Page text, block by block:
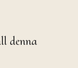
denna